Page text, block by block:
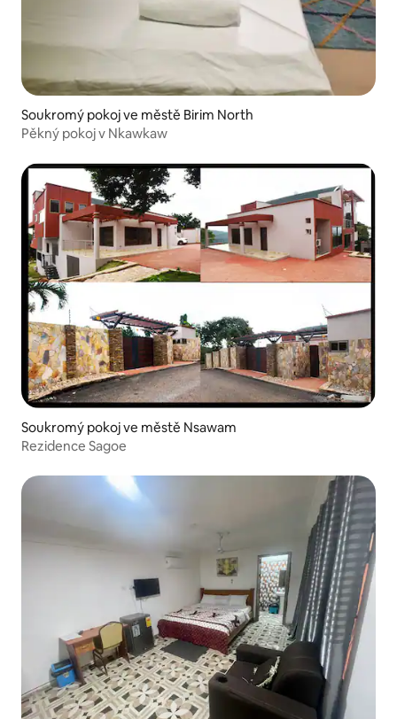
Soukromý pokoj ve městě Birim North
Pěkný pokoj v Nkawkaw
Soukromý pokoj ve městě Nsawam
Rezidence Sagoe